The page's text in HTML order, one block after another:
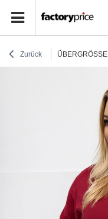
Zurück ÜBERGRÖSSE